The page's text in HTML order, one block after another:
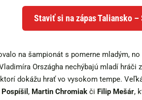
Staviť si na zápas Taliansko –
na šampionát s pomerne mladým,
Országha nechýbajú mladí hráči
dokážu hrať vo vysokom tempe.
, Martin Chromiak či Filip Mešár,